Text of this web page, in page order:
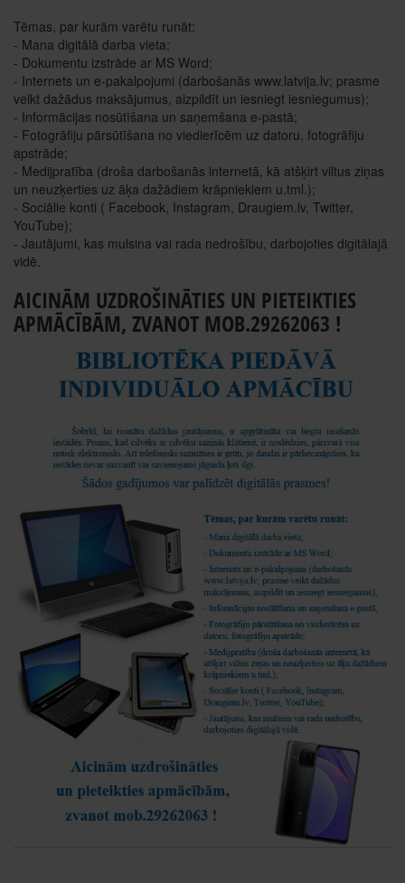
Tēmas, par kurām varētu runāt:
- Mana digitālā darba vieta;
- Dokumentu izstrāde ar MS Word;
- Internets un e-pakalpojumi (darbošanās www.latvija.lv; prasme
veikt dažādus maksājumus, aizpildīt un iesniegt iesniegumus);
- Informācijas nosūtīšana un saņemšana e-pastā;
- Fotogrāfiju pārsūtīšana no viedierīcēm uz datoru, fotogrāfiju
apstrāde;
- Medijpratība (droša darbošanās internetā, kā atšķirt viltus ziņas
un neuzķerties uz āķa dažādiem krāpniekiem u.tml.);
- Sociālie konti ( Facebook, Instagram, Draugiem.lv, Twitter,
YouTube);
- Jautājumi, kas mulsina vai rada nedrošību, darbojoties digitālajā
vidē.
AICINĀM UZDROŠINĀTIES UN PIETEIKTIES
APMĀCĪBĀM, ZVANOT MOB.29262063 !